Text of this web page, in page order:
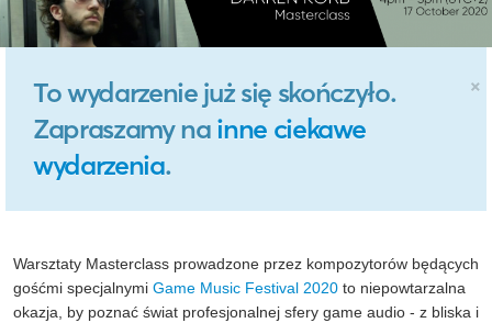
×
To wydarzenie już się skończyło.
Zapraszamy na inne ciekawe
wydarzenia.
Warsztaty Masterclass prowadzone przez kompozytorów będących
gośćmi specjalnymi Game Music Festival 2020 to niepowtarzalna
okazja, by poznać świat profesjonalnej sfery game audio - z bliska i